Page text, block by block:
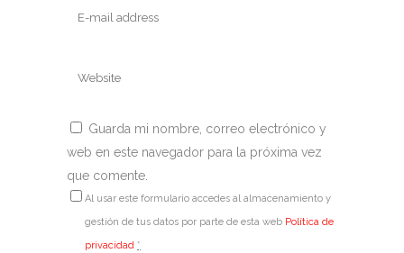
Guarda mi nombre, correo electrónico y
web en este navegador para la próxima vez
que comente.
Al usar este formulario accedes al almacenamiento y
gestión de tus datos por parte de esta web Política de
privacidad *